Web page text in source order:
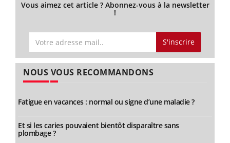
Vous aimez cet article ? Abonnez-vous à la newsletter
!
S'inscrire
NOUS VOUS RECOMMANDONS
Fatigue en vacances : normal ou signe d’une maladie ?
Et si les caries pouvaient bientôt disparaître sans
plombage ?